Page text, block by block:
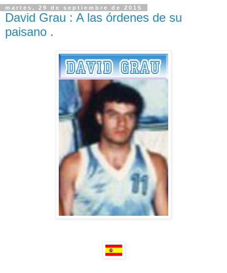
martes, 29 de septiembre de 2015
David Grau : A las órdenes de su
paisano .